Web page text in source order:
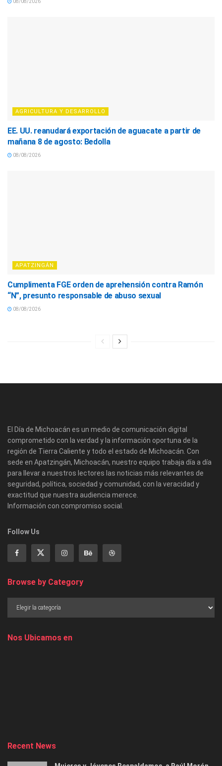
08/08/2026
AGRICULTURA Y DESARROLLO
EE. UU. reanudará exportación de aguacate a partir de
mañana 8 de agosto: Bedolla
08/08/2026
APATZINGÁN
Cumplimenta FGE orden de aprehensión contra Ramón
“N”, presunto responsable de abuso sexual
08/08/2026
El Día de Michoacán es un medio de comunicación digital
comprometido con la verdad y la información oportuna de la
región de Tierra Caliente y todo el estado de Michoacán. Con
sede en Apatzingán, Michoacán, nuestro equipo trabaja día a día
para llevar a nuestros lectores las noticias más relevantes de
seguridad, política, sociedad y comunidad, con la veracidad y
exactitud que nuestra audiencia merece.
Información con compromiso social.
Follow Us
Browse by Category
Nos Ubicamos en
Recent News